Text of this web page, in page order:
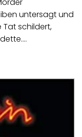
untersagt und
Tat schildert,